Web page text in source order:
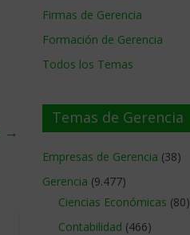
→
Firmas de Gerencia
Formación de Gerencia
Todos los Temas
Temas de Gerencia
Empresas de Gerencia (38)
Gerencia (9.477)
Ciencias Económicas (80)
Contabilidad (466)